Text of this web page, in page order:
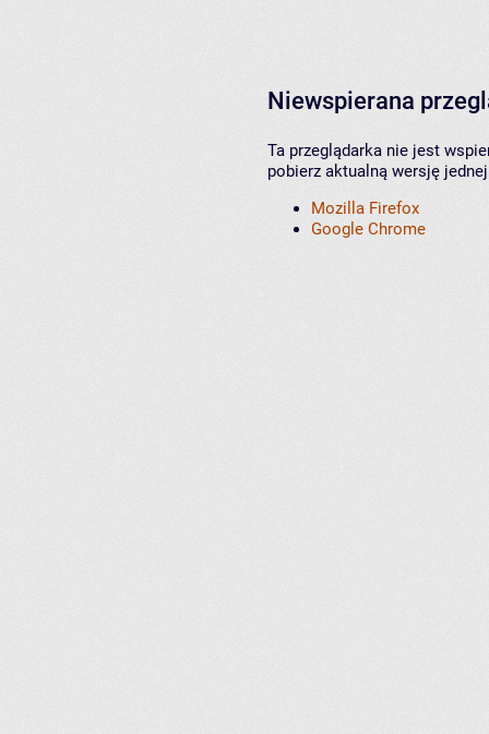
Niewspierana
Ta przeglądarka nie jest
pobierz aktualną wersję
Mozilla Firefox
Google Chrome